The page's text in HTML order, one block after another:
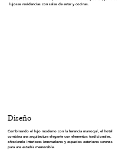
Diseño
Combinando el lujo moderno con la herencia marroquí, el hotel
combina una arquitectura elegante con elementos tradicionales,
ofreciendo interiores innovadores y espacios exteriores serenos
para una estadía memorable.
lujosas residencias con salas de estar y cocinas.